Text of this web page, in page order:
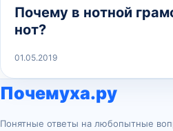
Почему в нотной
нот?
01.05.2019
Почемуха.ру
Понятные ответы на любопытные